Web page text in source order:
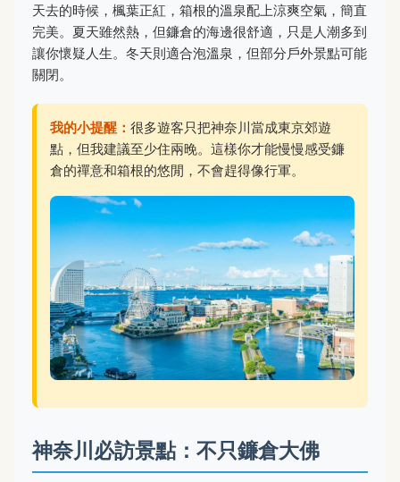
天去的時候，楓葉正紅，箱根的溫泉配上涼爽空氣，簡直
完美。夏天雖然熱，但鐮倉的海邊很舒適，只是人潮多到
讓你懷疑人生。冬天則適合泡溫泉，但部分戶外景點可能
關閉。
我的小提醒： 很多遊客只把神奈川當成東京郊遊
點，但我建議至少住兩晚。這樣你才能慢慢感受鐮
倉的禪意和箱根的悠閒，不會趕得像行軍。
神奈川必訪景點：不只鐮倉大佛